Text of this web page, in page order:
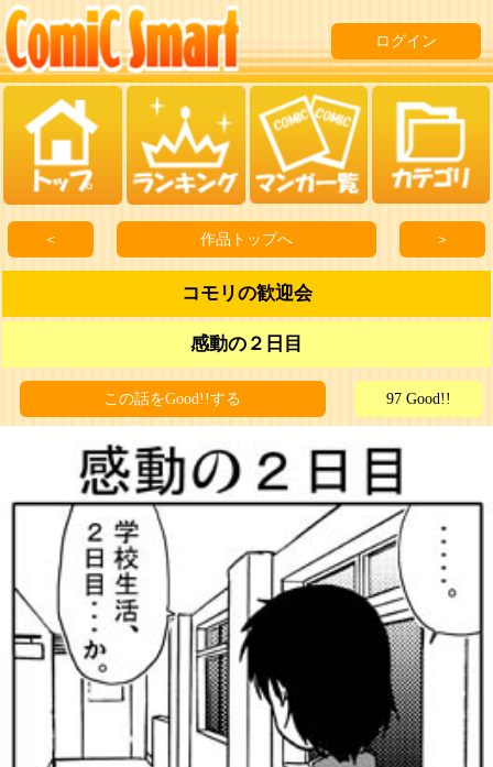
ログイン
＜ 作品トップへ ＞
コモリの歓迎会
感動の２日目
この話をGood!!する 97 Good!!